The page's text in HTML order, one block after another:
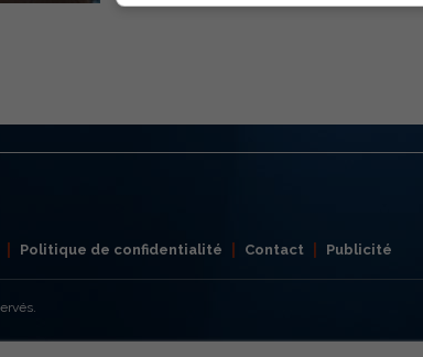
Politique de confidentialité Contact Publicité